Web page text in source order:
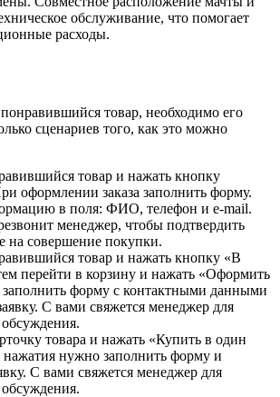
обслуживание, что помогает
расходы.
товар, необходимо его
сценариев того, как это можно
товар и нажать кнопку
оформлении заказа заполнить форму.
в поля: ФИО, телефон и e-mail.
менеджер, чтобы подтвердить
на совершение покупки.
товар и нажать кнопку «В
перейти в корзину и нажать «Оформить
заполнить форму с контактными данными
С вами свяжется менеджер для
товара и нажать «Купить в один
нужно заполнить форму и
С вами свяжется менеджер для